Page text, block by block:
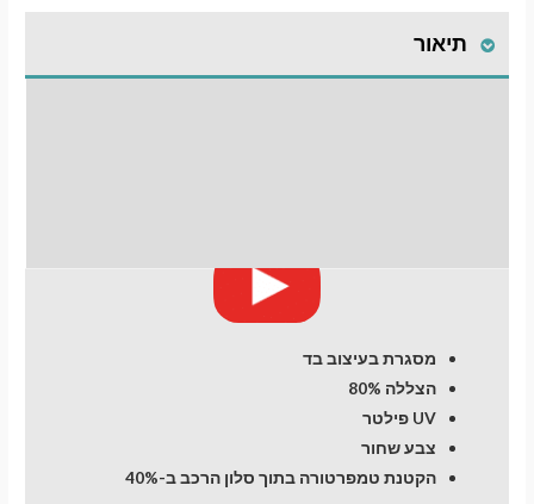
FORD
Tourneo
תיאור
מסגרת בעיצוב בד
הצללה 80%
UV פילטר
צבע שחור
הקטנת טמפרטורה בתוך סלון הרכב ב-40%